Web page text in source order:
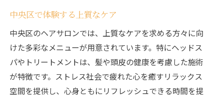
中央区で体験する上質なケア
中央区のヘアサロンでは、上質なケアを求める方々に向
けた多彩なメニューが用意されています。特にヘッドス
パやトリートメントは、髪や頭皮の健康を考慮した施術
が特徴です。ストレス社会で疲れた心を癒すリラックス
空間を提供し、心身ともにリフレッシュできる時間を提